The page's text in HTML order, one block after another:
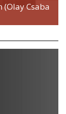
Csaba